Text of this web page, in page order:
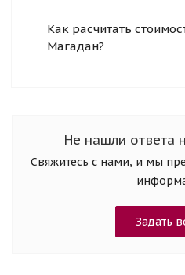
Как расчитать
Магадан?
Не нашли ответа
Свяжитесь с нами, и мы
Задать